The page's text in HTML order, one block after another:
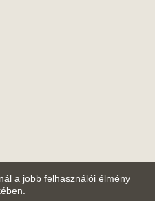
a jobb felhasználói élmény